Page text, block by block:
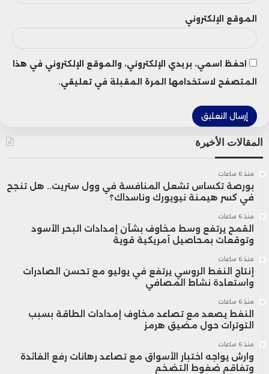
الموقع الإلكتروني
احفظ اسمي، بريدي الإلكتروني، والموقع الإلكتروني في هذا
المتصفح لاستخدامها المرة المقبلة في تعليقي.
المقالات الأخيرة
منذ 6 ساعات
بورصة تكساس تشعل المنافسة في وول ستريت.. هل تنجح
في كسر هيمنة نيويورك وناسداك؟
منذ 6 ساعات
القمح يرتفع وسط مخاوف بشأن إمدادات البحر الأسود
وتوقعات بمحاصيل أمريكية قوية
منذ 6 ساعات
إنتاج النفط الروسي يرتفع في يوليو مع تحسن الصادرات
واستعادة نشاط المصافي
منذ 6 ساعات
النفط يصعد مع تصاعد مخاوف إمدادات الطاقة بسبب
التوترات حول مضيق هرمز
منذ 6 ساعات
وارش يواجه اختبار الأسواق مع تصاعد رهانات رفع الفائدة
وتفاقم ضغوط التضخم